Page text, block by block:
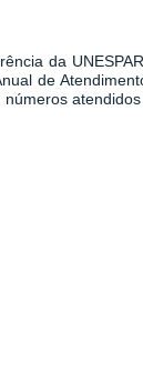
da UNESPAR
de
atendidos